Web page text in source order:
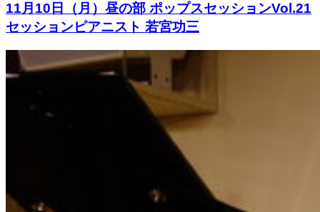
11月10日（月）昼の部 ポップスセッションVol.21
セッションピアニスト 若宮功三